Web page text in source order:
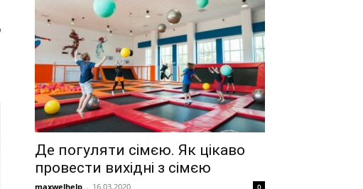
Де погуляти сімєю. Як цікаво
провести вихідні з сімєю
maxwelhelp - 16.03.2020 0